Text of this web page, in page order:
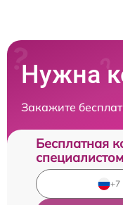
Нужна
Закажите
Бесплатная
специалистом